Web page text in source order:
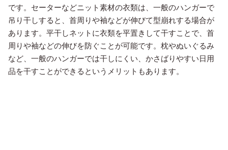
です。セーターなどニット素材の衣類は、一般のハンガーで
吊り干しすると、首周りや袖などが伸びて型崩れする場合が
あります。平干しネットに衣類を平置きして干すことで、首
周りや袖などの伸びを防ぐことが可能です。枕やぬいぐるみ
など、一般のハンガーでは干しにくい、かさばりやすい日用
品を干すことができるというメリットもあります。